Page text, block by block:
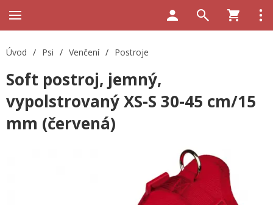
Úvod / Psi / Venčení / Postroje
Soft postroj, jemný,
vypolstrovaný XS-S 30-45 cm/15
mm (červená)